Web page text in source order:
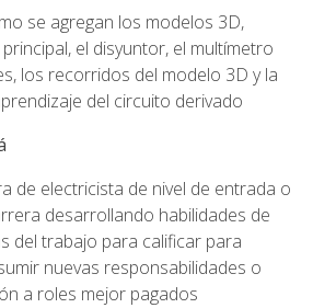
se agregan los modelos 3D,
el disyuntor, el multímetro
los recorridos del modelo 3D y la
del circuito derivado
de electricista de nivel de entrada o
desarrollando habilidades de
del trabajo para calificar para
nuevas responsabilidades o
a roles mejor pagados